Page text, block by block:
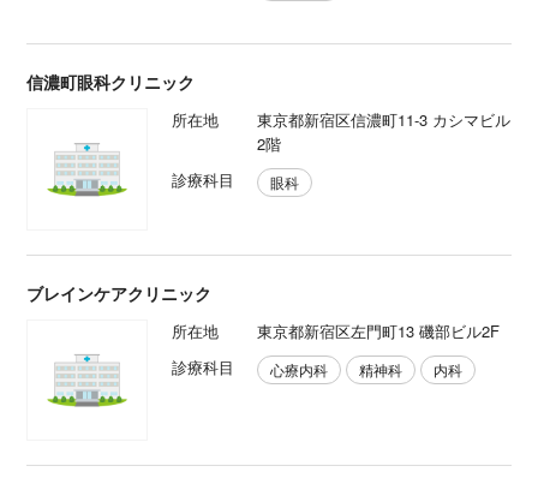
信濃町眼科クリニック
所在地
東京都新宿区信濃町11-3 カシマビル
2階
診療科目
眼科
ブレインケアクリニック
所在地
東京都新宿区左門町13 磯部ビル2F
診療科目
心療内科 精神科 内科